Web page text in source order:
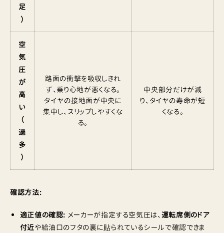
足
）
空
気
圧
が
高
い
（
過
多
）
路面の衝撃を吸収しきれ
ず、乗り心地が悪くなる。
タイヤの接地面が中央に
集中し、スリップしやすくな
る。
中央部分だけが減
り、タイヤの寿命が短
くなる。
確認方法:
適正値の確認: メーカーが指定する空気圧は、運転席側のドア
付近や給油口のフタの裏に貼られているシールで確認できま